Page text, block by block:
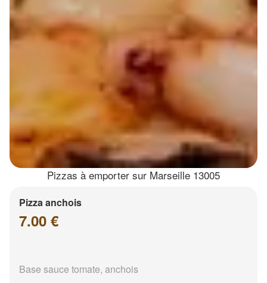
Pizzas à emporter sur Marseille 13005
Pizza anchois
7.00 €
Base sauce tomate, anchois